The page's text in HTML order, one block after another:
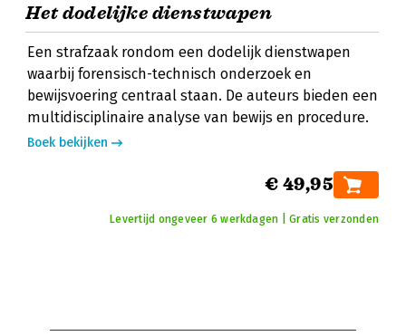
Het dodelijke dienstwapen
Een strafzaak rondom een dodelijk dienstwapen
waarbij forensisch-technisch onderzoek en
bewijsvoering centraal staan. De auteurs bieden een
multidisciplinaire analyse van bewijs en procedure.
Boek bekijken
€ 49,95
Levertijd ongeveer 6 werkdagen | Gratis verzonden